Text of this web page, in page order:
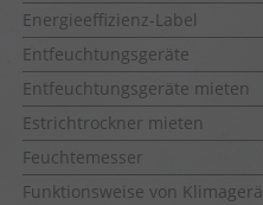
Energieeffizienz-Label
Entfeuchtungsgeräte
Entfeuchtungsgeräte mieten
Estrichtrockner mieten
Feuchtemesser
Funktionsweise von